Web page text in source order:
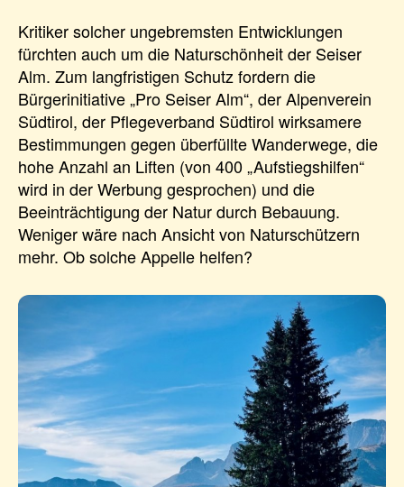
Kritiker solcher ungebremsten Entwicklungen
fürchten auch um die Naturschönheit der Seiser
Alm. Zum langfristigen Schutz fordern die
Bürgerinitiative „Pro Seiser Alm“, der Alpenverein
Südtirol, der Pflegeverband Südtirol wirksamere
Bestimmungen gegen überfüllte Wanderwege, die
hohe Anzahl an Liften (von 400 „Aufstiegshilfen“
wird in der Werbung gesprochen) und die
Beeinträchtigung der Natur durch Bebauung.
Weniger wäre nach Ansicht von Naturschützern
mehr. Ob solche Appelle helfen?